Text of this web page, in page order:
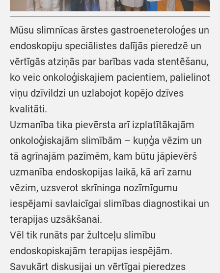
Mūsu slimnīcas ārstes gastroeneteroloģes un
endoskopiju speciālistes dalījās pieredzē un
vērtīgās atziņās par barības vada stentēšanu,
ko veic onkoloģiskajiem pacientiem, palielinot
viņu dzīvildzi un uzlabojot kopējo dzīves
kvalitāti.
Uzmanība tika pievērsta arī izplatītākajām
onkoloģiskajām slimībām – kuņģa vēzim un
tā agrīnajām pazīmēm, kam būtu jāpievērš
uzmanība endoskopijas laikā, kā arī zarnu
vēzim, uzsverot skrīninga nozīmīgumu
iespējami savlaicīgai slimības diagnostikai un
terapijas uzsākšanai.
Vēl tik runāts par žultceļu slimību
endoskopiskajām terapijas iespējām.
Savukārt diskusijai un vērtīgai pieredzes